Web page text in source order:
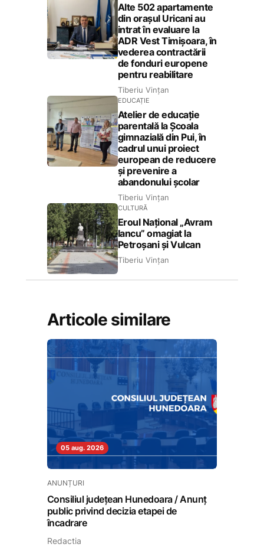
Alte 502 apartamente
din orașul Uricani au
intrat în evaluare la
ADR Vest Timișoara, în
vederea contractării
de fonduri europene
pentru reabilitare
Tiberiu Vințan
EDUCAȚIE
Atelier de educație
parentală la Școala
gimnazială din Pui, în
cadrul unui proiect
european de reducere
și prevenire a
abandonului școlar
Tiberiu Vințan
CULTURĂ
Eroul Național „Avram
Iancu” omagiat la
Petroșani și Vulcan
Tiberiu Vințan
Articole similare
05 aug. 2026
ANUNȚURI
Consiliul județean Hunedoara / Anunț
public privind decizia etapei de
încadrare
Redactia